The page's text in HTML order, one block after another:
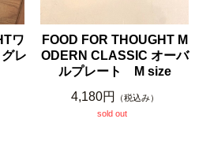
ワ
レ
FOOD FOR THOUGHT M
ODERN CLASSIC オーバ
ルプレート M size
4,180円
（税込み）
sold out